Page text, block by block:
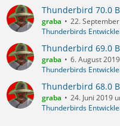
Thunderbird 70.0
graba
22.
Thunderbirds
Thunderbird 69.0
graba
6. August
Thunderbirds
Thunderbird 68.0
graba
24. Juni 2019
Thunderbirds